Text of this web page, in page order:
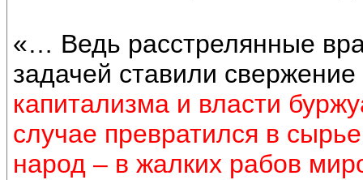
«… Ведь расстрелянные
задачей ставили свержение
капитализма и власти
случае превратился в
народ – в жалких рабов